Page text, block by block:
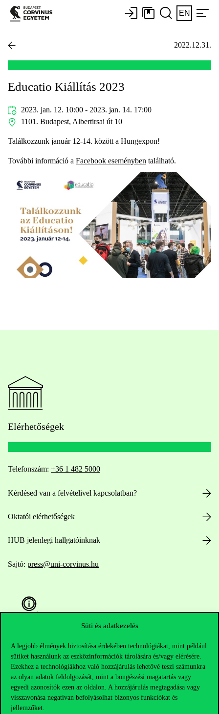
Süti és adatkezelés
A legjobb élmények biztosítása érdekében technológiákat, mint például
sütiket használunk az eszközinformációk tárolására és/vagy elérésére.
Ezekhez a technológiákhoz való hozzájárulás lehetővé teszi számunkra
az olyan adatok feldolgozását, mint a böngészési magatartás vagy
egyedi azonosítók ezen az oldalon. A hozzájárulás megtagadása vagy
visszavonása negatívan befolyásolhat bizonyos funkciókat és
jellemzőket.
EN
2022.12.31.
Educatio Kiállítás 2023
2023. jan. 12. 10:00 - 2023. jan. 14. 17:00
1101. Budapest, Albertirsai út 10
Találkozzunk január 12-14. között a Hungexpon!
További információ a Facebook eseményben található.
Elérhetőségek
Telefonszám: +36 1 482 5000
Kérdésed van a felvételivel kapcsolatban?
Oktatói elérhetőségek
HUB jelenlegi hallgatóinknak
Sajtó: press@uni-corvinus.hu
Hasznos linkek
Nyitvatartás
Házirend